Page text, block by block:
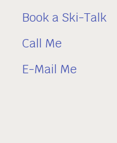
Book a Ski-Talk
Call Me
E-Mail Me